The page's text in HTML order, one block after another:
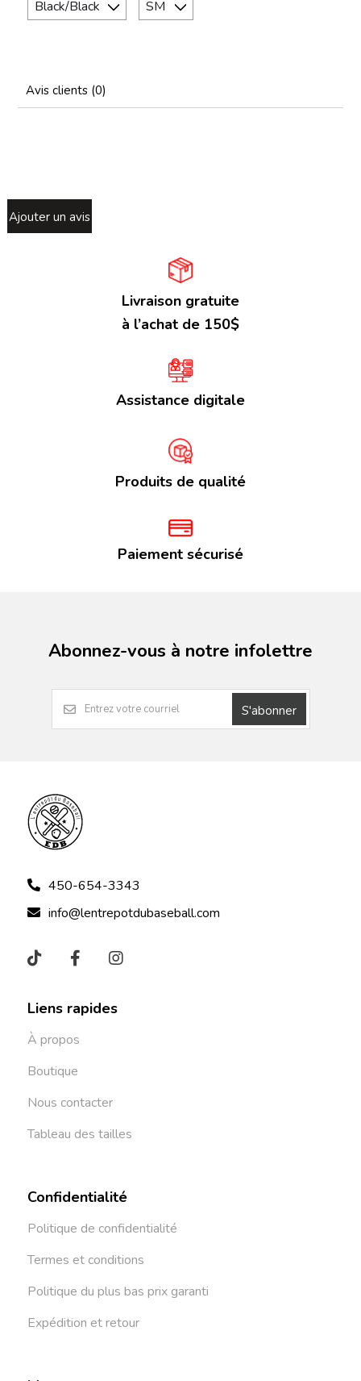
Avis clients (0)
Ajouter un avis
Livraison gratuite
à l’achat de 150$
Assistance digitale
Produits de qualité
Paiement sécurisé
Abonnez-vous à notre infolettre
S'abonner
450-654-3343
info@lentrepotdubaseball.com
Liens rapides
À propos
Boutique
Nous contacter
Tableau des tailles
Confidentialité
Politique de confidentialité
Termes et conditions
Politique du plus bas prix garanti
Expédition et retour